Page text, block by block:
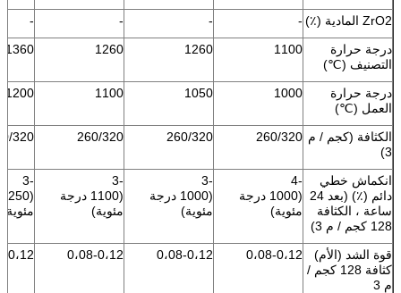
ZrO2 المادية (٪)
-
-
-
-
درجة حرارة
التصنيف (℃)
1100
1260
1260
1360
درجة حرارة
العمل (℃)
1000
1050
1100
1200
الكثافة (كجم / م
3)
260/320
260/320
260/320
320
انكماش خطي
دائم (٪) (بعد 24
ساعة ، الكثافة
128 كجم / م 3)
-4
(1000 درجة
مئوية)
-3
(1000 درجة
مئوية)
-3
(1100 درجة
مئوية)
-3
مئوية)
قوة الشد (الأم)
كثافة 128 كجم /
م 3
0،08-0،12 0،08-0،12 0،08-0،12 0،08-